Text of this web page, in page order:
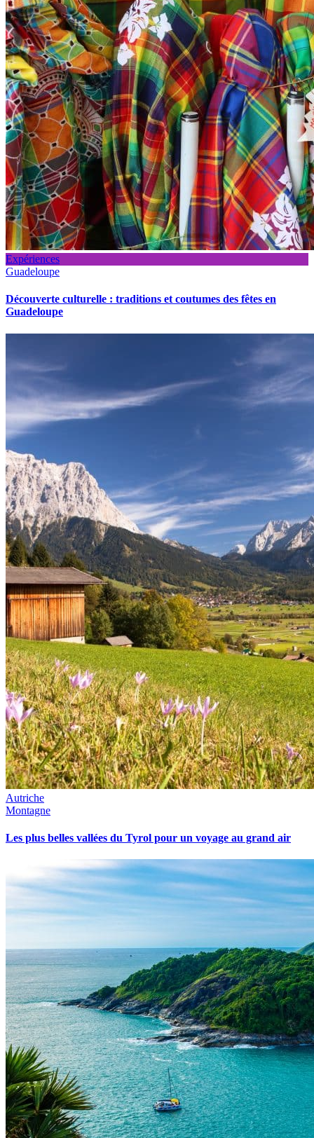
Expériences
Guadeloupe
Découverte culturelle : traditions et coutumes des fêtes en
Guadeloupe
Autriche
Montagne
Les plus belles vallées du Tyrol pour un voyage au grand air